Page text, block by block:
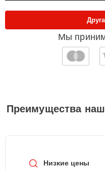
Мы
Преимущества
Низкие цены